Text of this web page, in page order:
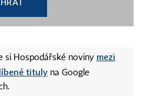
HRÁT
si Hospodářské noviny mezi
tituly na Google